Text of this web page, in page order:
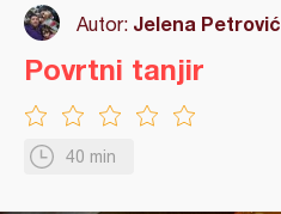
Autor: Jelena Petrović
40 min
Povrtni tanjir